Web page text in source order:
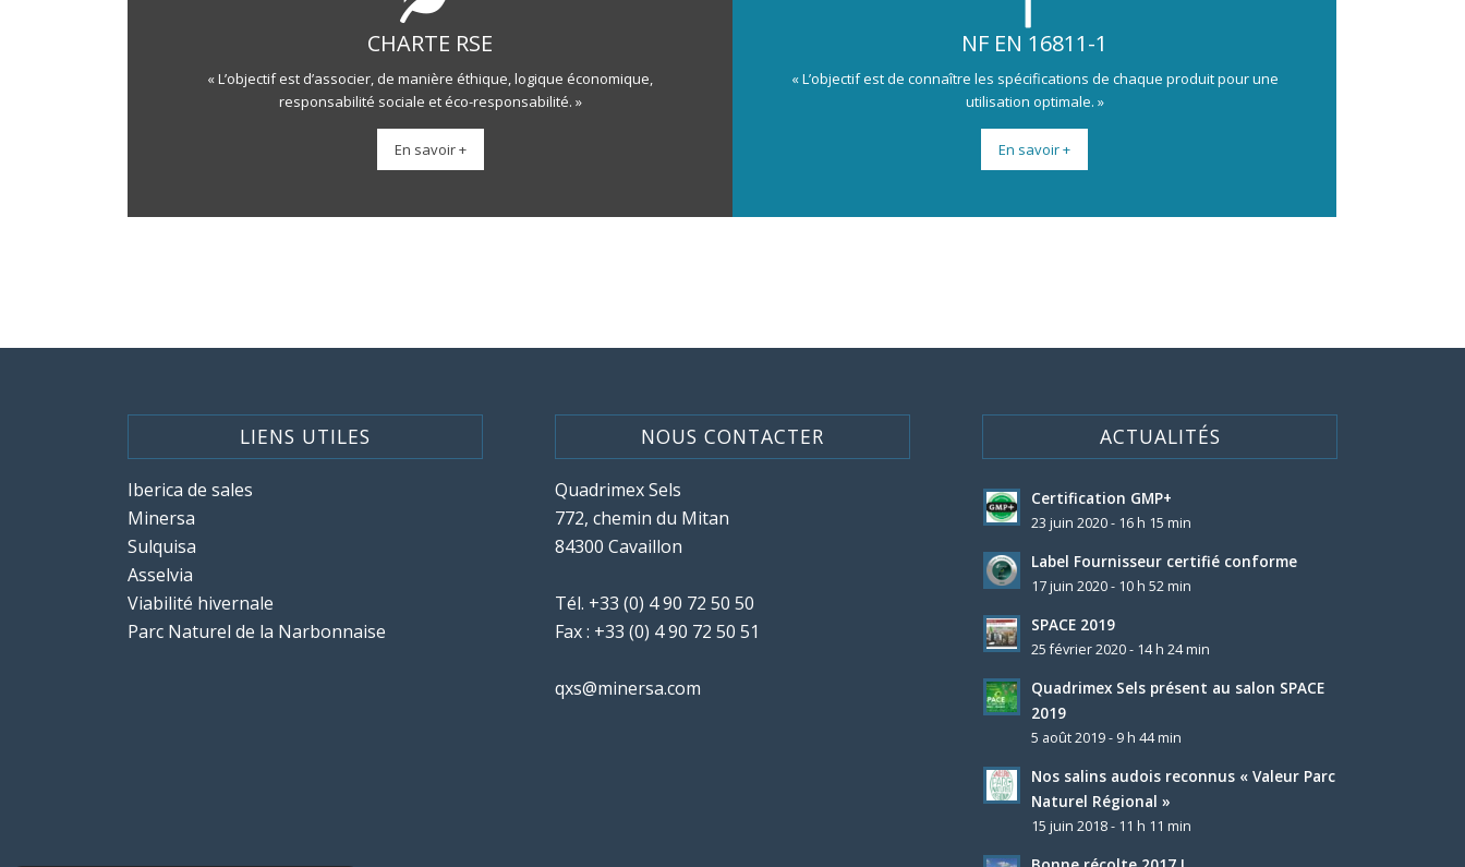
CHARTE RSE
« L’objectif est d’associer, de manière éthique, logique économique,
responsabilité sociale et éco-responsabilité. »
En savoir +
NF EN 16811-1
« L’objectif est de connaître les spécifications de chaque produit pour une
utilisation optimale. »
En savoir +
LIENS UTILES
Iberica de sales
Minersa
Sulquisa
Asselvia
Viabilité hivernale
Parc Naturel de la Narbonnaise
NOUS CONTACTER
Quadrimex Sels
772, chemin du Mitan
84300 Cavaillon
Tél. +33 (0) 4 90 72 50 50
Fax : +33 (0) 4 90 72 50 51
qxs@minersa.com
ACTUALITÉS
Certification GMP+
23 juin 2020 - 16 h 15 min
Label Fournisseur certifié conforme
17 juin 2020 - 10 h 52 min
SPACE 2019
25 février 2020 - 14 h 24 min
Quadrimex Sels présent au salon SPACE
2019
5 août 2019 - 9 h 44 min
Nos salins audois reconnus « Valeur Parc
Naturel Régional »
15 juin 2018 - 11 h 11 min